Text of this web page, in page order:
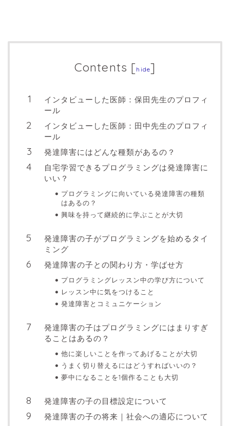
Contents [hide]
インタビューした医師：保田先生のプロフィ
ール
インタビューした医師：田中先生のプロフィ
ール
発達障害にはどんな種類があるの？
自宅学習できるプログラミングは発達障害に
いい？
プログラミングに向いている発達障害の種類
はあるの？
興味を持って継続的に学ぶことが大切
発達障害の子がプログラミングを始めるタイ
ミング
発達障害の子との関わり方・学ばせ方
プログラミングレッスン中の学び方について
レッスン中に気をつけること
発達障害とコミュニケーション
発達障害の子はプログラミングにはまりすぎ
ることはあるの？
他に楽しいことを作ってあげることが大切
うまく切り替えるにはどうすればいいの？
夢中になることを1個作ることも大切
発達障害の子の目標設定について
発達障害の子の将来｜社会への適応について